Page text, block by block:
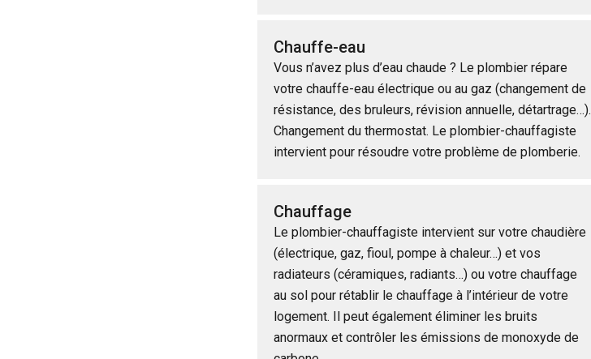
Chauffe-eau
Vous n’avez plus d’eau chaude ? Le plombier répare
votre chauffe-eau électrique ou au gaz (changement de
résistance, des bruleurs, révision annuelle, détartrage…).
Changement du thermostat. Le plombier-chauffagiste
intervient pour résoudre votre problème de plomberie.
Chauffage
Le plombier-chauffagiste intervient sur votre chaudière
(électrique, gaz, fioul, pompe à chaleur…) et vos
radiateurs (céramiques, radiants…) ou votre chauffage
au sol pour rétablir le chauffage à l’intérieur de votre
logement. Il peut également éliminer les bruits
anormaux et contrôler les émissions de monoxyde de